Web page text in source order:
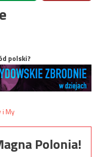
polski?
Polonia!